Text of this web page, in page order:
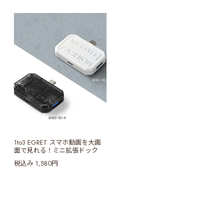
1to3 EGRET スマホ動画を大画
面で見れる！ミニ拡張ドック
税込み 1,580円